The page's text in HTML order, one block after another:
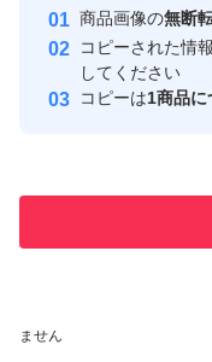
安心取引出品者
取引実績
ません
商品画像の無断
コピーされた情
してください
コピーは1商品に